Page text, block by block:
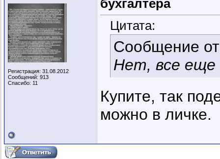
Регистрация: 31.08.2012
Сообщений: 913
Спасибо: 11
бухгалтера
Цитата:
Сообщение
Нет, все еще
Купите, так
можно в личке.